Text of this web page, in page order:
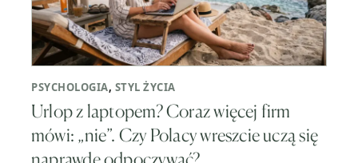
PSYCHOLOGIA, STYL ŻYCIA
Urlop z laptopem? Coraz więcej firm
mówi: „nie”. Czy Polacy wreszcie uczą się